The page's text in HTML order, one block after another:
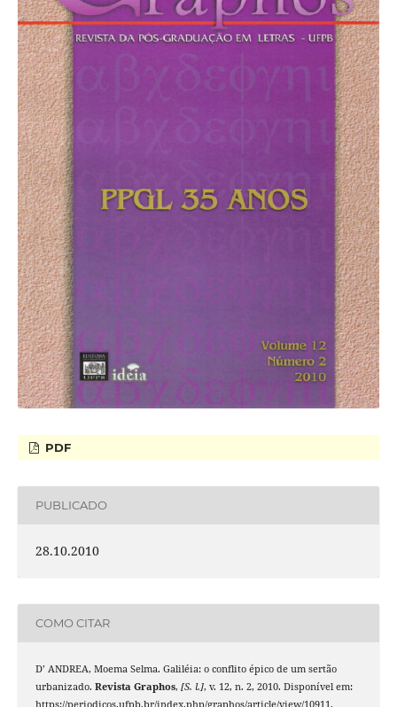
PDF
PUBLICADO
28.10.2010
COMO CITAR
D’ ANDREA, Moema Selma. Galiléia: o conflito épico de um sertão
urbanizado. Revista Graphos, [S. l.], v. 12, n. 2, 2010. Disponível em:
https://periodicos.ufpb.br/index.php/graphos/article/view/10911.